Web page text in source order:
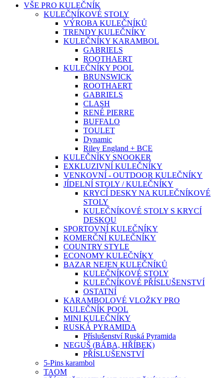
VŠE PRO KULEČNÍK
KULEČNÍKOVÉ STOLY
VÝROBA KULEČNÍKŮ
TRENDY KULEČNÍKY
KULEČNÍKY KARAMBOL
GABRIELS
ROOTHAERT
KULEČNÍKY POOL
BRUNSWICK
ROOTHAERT
GABRIELS
CLASH
RENÉ PIERRE
BUFFALO
TOULET
Dynamic
Riley England + BCE
KULEČNÍKY SNOOKER
EXKLUZIVNÍ KULEČNÍKY
VENKOVNÍ - OUTDOOR KULEČNÍKY
JÍDELNÍ STOLY / KULEČNÍKY
KRYCÍ DESKY NA KULEČNÍKOVÉ
STOLY
KULEČNÍKOVÉ STOLY S KRYCÍ
DESKOU
SPORTOVNÍ KULEČNÍKY
KOMERČNÍ KULEČNÍKY
COUNTRY STYLE
ECONOMY KULEČNÍKY
BAZAR NEJEN KULEČNÍKŮ
KULEČNÍKOVÉ STOLY
KULEČNÍKOVÉ PŘÍSLUŠENSTVÍ
OSTATNÍ
KARAMBOLOVÉ VLOŽKY PRO
KULEČNÍK POOL
MINI KULEČNÍKY
RUSKÁ PYRAMIDA
Příslušenství Ruská Pyramida
NEGUŠ (BÁBA, HŘÍBEK)
PŘÍSLUŠENSTVÍ
5-Pins karambol
TAOM